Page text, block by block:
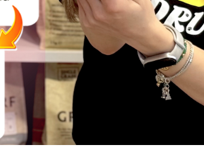
Цена
Купить
( Отзывы)
Масса